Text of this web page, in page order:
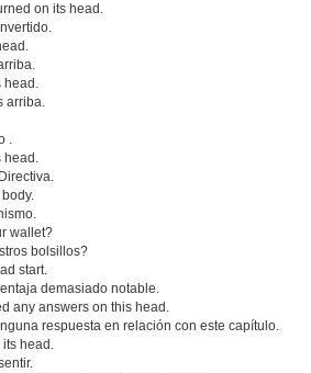
on its head.
head.
arriba.
.
head.
wallet?
bolsillos?
start.
demasiado notable.
any answers on this head.
respuesta en relación con este capítulo.
its head.